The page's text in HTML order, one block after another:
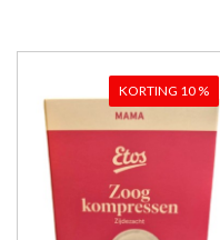
KORTING 10 %